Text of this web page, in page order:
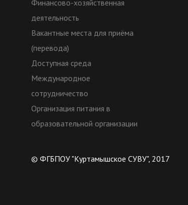
Финансово-хозяйственная
деятельность
Вакантные места для приёма
(перевода)
Доступная среда
Международное
сотрудничество
Организация питания в
образовательной организации
© ФГБПОУ "Куртамышское СУВУ", 2017